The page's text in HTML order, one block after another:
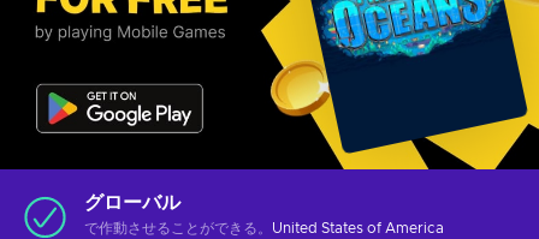
グローバル
で作動させることができる。 United States of America